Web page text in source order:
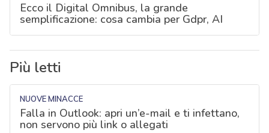
Ecco il Digital Omnibus, la grande
semplificazione: cosa cambia per Gdpr, AI
Più letti
NUOVE MINACCE
Falla in Outlook: apri un’e-mail e ti infettano,
non servono più link o allegati